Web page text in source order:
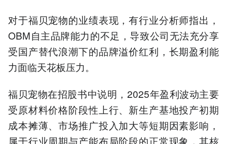
对于福贝宠物的业绩表现，有行业分析师指出，
OBM自主品牌能力的不足，导致公司无法充分享
受国产替代浪潮下的品牌溢价红利，长期盈利能
力面临天花板压力。
福贝宠物在招股书中说明，2025年盈利波动主要
受原材料价格阶段性上行、新生产基地投产初期
成本摊薄、市场推广投入加大等短期因素影响，
属于行业周期与产能布局阶段的正常现象，其核